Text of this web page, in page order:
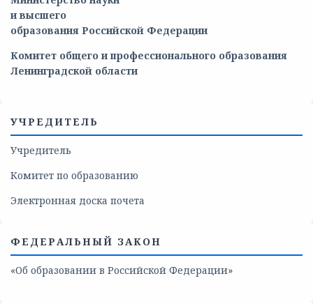
и высшего
образования Российской Федерации
Комитет общего и профессионального образования
Ленинградской области
УЧРЕДИТЕЛЬ
Учредитель
Комитет по образованию
Электронная доска почета
ФЕДЕРАЛЬНЫЙ ЗАКОН
«Об образовании в Российской Федерации»